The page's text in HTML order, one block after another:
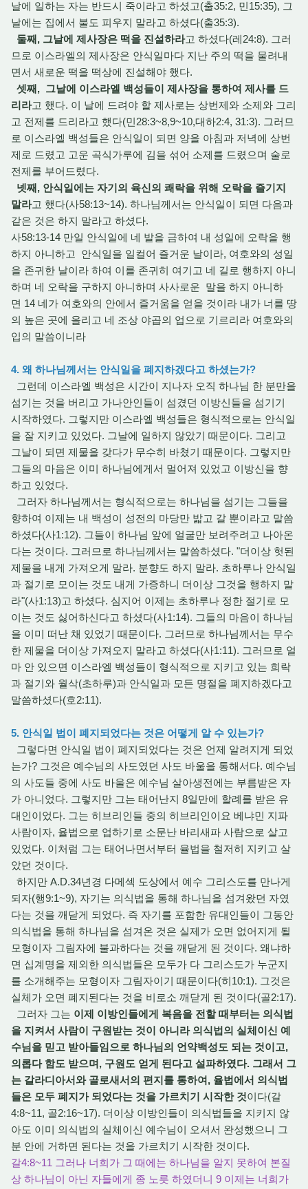
날에 일하는 자는 반드시 죽이라고 하셨고(출35:2, 민15:35), 그
날에는 집에서 불도 피우지 말라고 하셨다(출35:3).
둘째, 그날에 제사장은 떡을 진설하라고 하셨다(레24:8). 그러
므로 이스라엘의 제사장은 안식일마다 지난 주의 떡을 물려내
면서 새로운 떡을 떡상에 진설해야 했다.
셋째, 그날에 이스라엘 백성들이 제사장을 통하여 제사를 드
리라고 했다. 이 날에 드려야 할 제사로는 상번제와 소제와 그리
고 전제를 드리라고 했다(민28:3~8,9~10,대하2:4, 31:3). 그러므
로 이스라엘 백성들은 안식일이 되면 양을 아침과 저녁에 상번
제로 드렸고 고운 곡식가루에 김을 섞어 소제를 드렸으며 술로
전제를 부어드렸다.
넷째, 안식일에는 자기의 육신의 쾌락을 위해 오락을 즐기지
말라고 했다(사58:13~14). 하나님께서는 안식일이 되면 다음과
같은 것은 하지 말라고 하셨다.
사58:13-14 만일 안식일에 네 발을 금하여 내 성일에 오락을 행
하지 아니하고 안식일을 일컬어 즐거운 날이라, 여호와의 성일
을 존귀한 날이라 하여 이를 존귀히 여기고 네 길로 행하지 아니
하며 네 오락을 구하지 아니하며 사사로운 말을 하지 아니하
면 14 네가 여호와의 안에서 즐거움을 얻을 것이라 내가 너를 땅
의 높은 곳에 올리고 네 조상 야곱의 업으로 기르리라 여호와의
입의 말씀이니라
4. 왜 하나님께서는 안식일을 폐지하겠다고 하셨는가?
그런데 이스라엘 백성은 시간이 지나자 오직 하나님 한 분만을
섬기는 것을 버리고 가나안인들이 섬겼던 이방신들을 섬기기
시작하였다. 그렇지만 이스라엘 백성들은 형식적으로는 안식일
을 잘 지키고 있었다. 그날에 일하지 않았기 때문이다. 그리고
그날이 되면 제물을 갖다가 무수히 바쳤기 때문이다. 그렇지만
그들의 마음은 이미 하나님에게서 멀어져 있었고 이방신을 향
하고 있었다.
그러자 하나님께서는 형식적으로는 하나님을 섬기는 그들을
향하여 이제는 내 백성이 성전의 마당만 밟고 갈 뿐이라고 말씀
하셨다(사1:12). 그들이 하나님 앞에 얼굴만 보려주려고 나아온
다는 것이다. 그러므로 하나님께서는 말씀하셨다. "더이상 헛된
제물을 내게 가져오게 말라. 분향도 하지 말라. 초하루나 안식일
과 절기로 모이는 것도 내게 가증하니 더이상 그것을 행하지 말
라"(사1:13)고 하셨다. 심지어 이제는 초하루나 정한 절기로 모
이는 것도 싫어하신다고 하셨다(사1:14). 그들의 마음이 하나님
을 이미 떠난 채 있었기 때문이다. 그러므로 하나님께서는 무수
한 제물을 더이상 가져오지 말라고 하셨다(사1:11). 그러므로 얼
마 안 있으면 이스라엘 백성들이 형식적으로 지키고 있는 희락
과 절기와 월삭(초하루)과 안식일과 모든 명절을 폐지하겠다고
말씀하셨다(호2:11).
5. 안식일 법이 폐지되었다는 것은 어떻게 알 수 있는가?
그렇다면 안식일 법이 폐지되었다는 것은 언제 알려지게 되었
는가? 그것은 예수님의 사도였던 사도 바울을 통해서다. 예수님
의 사도들 중에 사도 바울은 예수님 살아생전에는 부름받은 자
가 아니었다. 그렇지만 그는 태어난지 8일만에 할례를 받은 유
대인이었다. 그는 히브리인들 중의 히브리인이요 베냐민 지파
사람이자, 율법으로 업하기로 소문난 바리새파 사람으로 살고
있었다. 이처럼 그는 태어나면서부터 율법을 철저히 지키고 살
았던 것이다.
하지만 A.D.34년경 다메섹 도상에서 예수 그리스도를 만나게
되자(행9:1~9), 자기는 의식법을 통해 하나님을 섬겨왔던 자였
다는 것을 깨닫게 되었다. 즉 자기를 포함한 유대인들이 그동안
의식법을 통해 하나님을 섬겨온 것은 실제가 오면 없어지게 될
모형이자 그림자에 불과하다는 것을 깨닫게 된 것이다. 왜냐하
면 십계명을 제외한 의식법들은 모두가 다 그리스도가 누군지
를 소개해주는 모형이자 그림자이기 때문이다(히10:1). 그것은
실체가 오면 폐지된다는 것을 비로소 깨닫게 된 것이다(골2:17).
그러자 그는 이제 이방인들에게 복음을 전할 때부터는 의식법
을 지켜서 사람이 구원받는 것이 아니라 의식법의 실체이신 예
수님을 믿고 받아들임으로 하나님의 언약백성도 되는 것이고,
의롭다 함도 받으며, 구원도 얻게 된다고 설파하였다. 그래서 그
는 갈라디아서와 골로새서의 편지를 통하여, 율법에서 의식법
들은 모두 폐지가 되었다는 것을 가르치기 시작한 것이다(갈
4:8~11, 골2:16~17). 더이상 이방인들이 의식법들을 지키지 않
아도 이미 의식법의 실체이신 예수님이 오셔서 완성했으니 그
분 안에 거하면 된다는 것을 가르치기 시작한 것이다.
갈4:8~11 그러나 너희가 그 때에는 하나님을 알지 못하여 본질
상 하나님이 아닌 자들에게 종 노릇 하였더니 9 이제는 너희가